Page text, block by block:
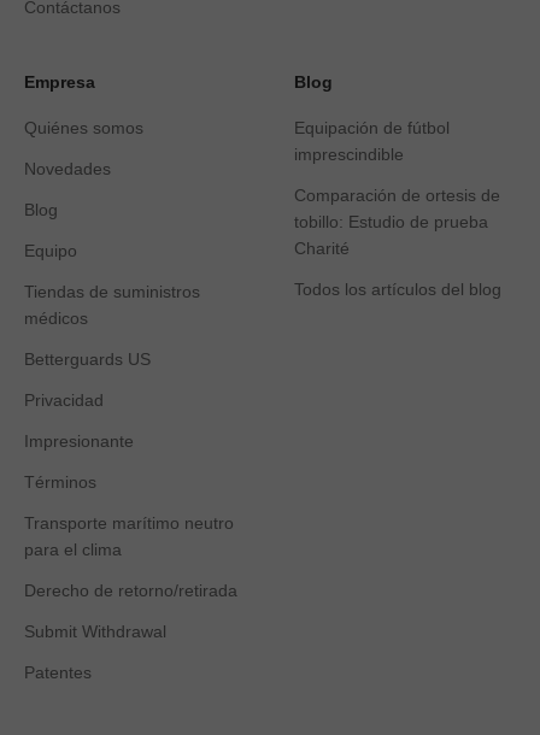
Contáctanos
Empresa
Quiénes somos
Novedades
Blog
Equipo
Tiendas de suministros
médicos
Betterguards US
Privacidad
Impresionante
Términos
Transporte marítimo neutro
para el clima
Derecho de retorno/retirada
Submit Withdrawal
Patentes
Blog
Equipación de fútbol
imprescindible
Comparación de ortesis de
tobillo: Estudio de prueba
Charité
Todos los artículos del blog